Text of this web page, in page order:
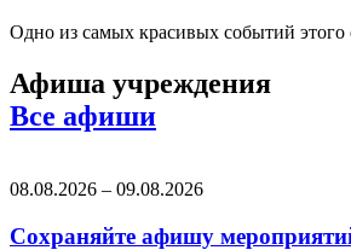
Одно из самых красивых событий этого
Афиша учреждения
Все афиши
08.08.2026 – 09.08.2026
Сохраняйте афишу